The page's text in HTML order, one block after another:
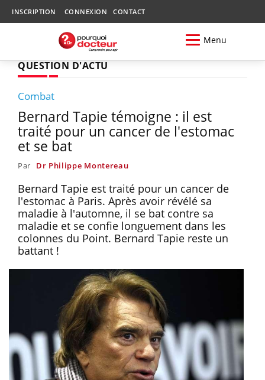
INSCRIPTION CONNEXION CONTACT
Menu
QUESTION D'ACTU
Combat
Bernard Tapie témoigne : il est
traité pour un cancer de l'estomac
et se bat
Par Dr Philippe Montereau
Bernard Tapie est traité pour un cancer de
l'estomac à Paris. Après avoir révélé sa
maladie à l'automne, il se bat contre sa
maladie et se confie longuement dans les
colonnes du Point. Bernard Tapie reste un
battant !